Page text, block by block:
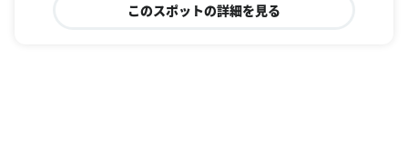
このスポットの詳細を見る